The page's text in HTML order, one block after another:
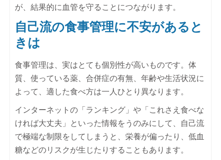
が、結果的に血管を守ることにつながります。
自己流の食事管理に不安があると
きは
食事管理は、実はとても個別性が高いものです。体
質、使っている薬、合併症の有無、年齢や生活状況に
よって、適した食べ方は一人ひとり異なります。
インターネットの「ランキング」や「これさえ食べな
ければ大丈夫」といった情報をうのみにして、自己流
で極端な制限をしてしまうと、栄養が偏ったり、低血
糖などのリスクが生じたりすることもあります。